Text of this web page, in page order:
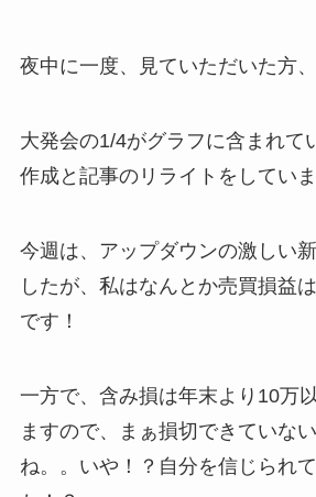
夜中に一度、見ていただいた方、
大発会の1/4がグラフに含まれて
作成と記事のリライトをしていま
今週は、アップダウンの激しい
したが、私はなんとか売買損益
です！
一方で、含み損は年末より10万
ますので、まぁ損切できていな
ね。。いや！？自分を信じられ